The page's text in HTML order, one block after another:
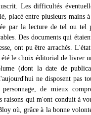
Les difficultés
placé entre plusieurs
par la lecture de tel ou tel
Des documents qui
ont pu être arrachés.
le choix éditorial de livrer
(dont la date de
ne disposent pas
de mieux
raisons qui m'ont conduit à
où, grâce à la bonne